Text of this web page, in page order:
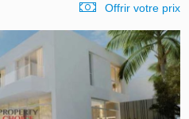
Offrir votre prix